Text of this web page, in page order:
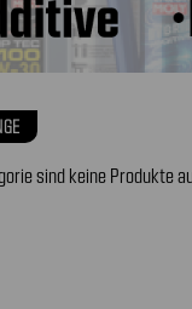
sind keine Produkte